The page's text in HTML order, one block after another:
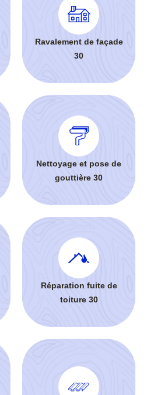
Ravalement de façade
30
Nettoyage et pose de
gouttière 30
Réparation fuite de
toiture 30